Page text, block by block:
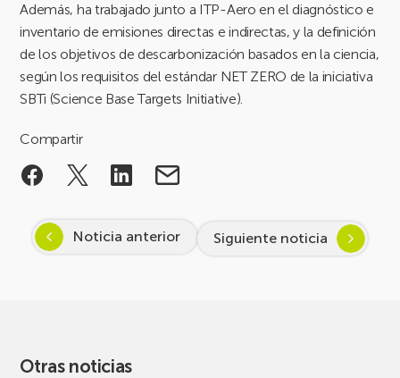
Además, ha trabajado junto a ITP-Aero en el diagnóstico e
inventario de emisiones directas e indirectas, y la definición
de los objetivos de descarbonización basados en la ciencia,
según los requisitos del estándar NET ZERO de la iniciativa
SBTi (Science Base Targets Initiative).
Compartir
Noticia anterior Siguiente noticia
Otras noticias